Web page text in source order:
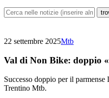
22 settembre 2025Mtb
Val di Non Bike: doppio
Successo doppio per il
Trentino Mtb.